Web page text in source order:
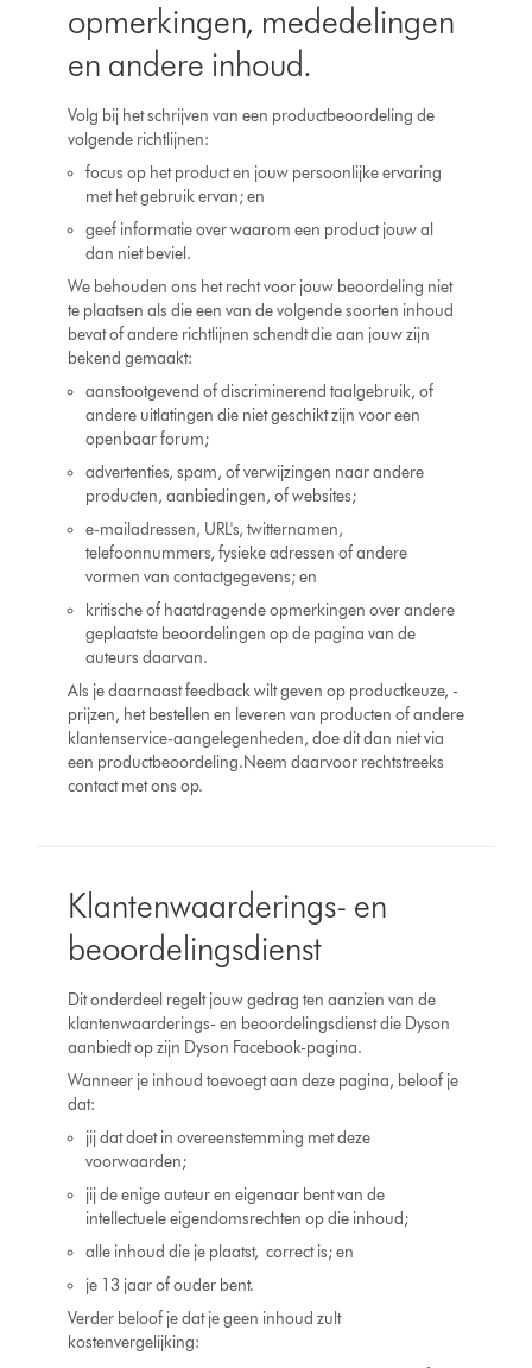
opmerkingen, mededelingen
en andere inhoud.
Volg bij het schrijven van een productbeoordeling de
volgende richtlijnen:
focus op het product en jouw persoonlijke ervaring
met het gebruik ervan; en
geef informatie over waarom een product jouw al
dan niet beviel.
We behouden ons het recht voor jouw beoordeling niet
te plaatsen als die een van de volgende soorten inhoud
bevat of andere richtlijnen schendt die aan jouw zijn
bekend gemaakt:
aanstootgevend of discriminerend taalgebruik, of
andere uitlatingen die niet geschikt zijn voor een
openbaar forum;
advertenties, spam, of verwijzingen naar andere
producten, aanbiedingen, of websites;
e-mailadressen, URL's, twitternamen,
telefoonnummers, fysieke adressen of andere
vormen van contactgegevens; en
kritische of haatdragende opmerkingen over andere
geplaatste beoordelingen op de pagina van de
auteurs daarvan.
Als je daarnaast feedback wilt geven op productkeuze, -
prijzen, het bestellen en leveren van producten of andere
klantenservice-aangelegenheden, doe dit dan niet via
een productbeoordeling.Neem daarvoor rechtstreeks
contact met ons op.
Klantenwaarderings- en
beoordelingsdienst
Dit onderdeel regelt jouw gedrag ten aanzien van de
klantenwaarderings- en beoordelingsdienst die Dyson
aanbiedt op zijn Dyson Facebook-pagina.
Wanneer je inhoud toevoegt aan deze pagina, beloof je
dat:
jij dat doet in overeenstemming met deze
voorwaarden;
jij de enige auteur en eigenaar bent van de
intellectuele eigendomsrechten op die inhoud;
alle inhoud die je plaatst, correct is; en
je 13 jaar of ouder bent.
Verder beloof je dat je geen inhoud zult
kostenvergelijking: